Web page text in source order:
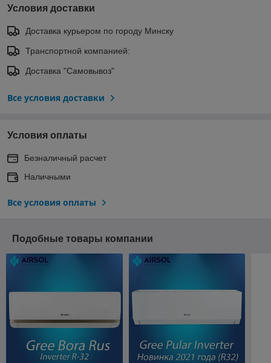
Условия доставки
Доставка курьером по городу Минску
Транспортной компанией:
Доставка "Самовывоз"
Все условия доставки
Условия оплаты
Безналичный расчет
Наличными
Все условия оплаты
Подобные товары компании